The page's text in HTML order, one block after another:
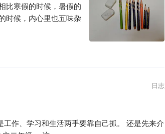
比寒假的时候，暑假的
时候，内心里也五味杂
日志
作、学习和生活两手要靠自己抓。 还是先来介